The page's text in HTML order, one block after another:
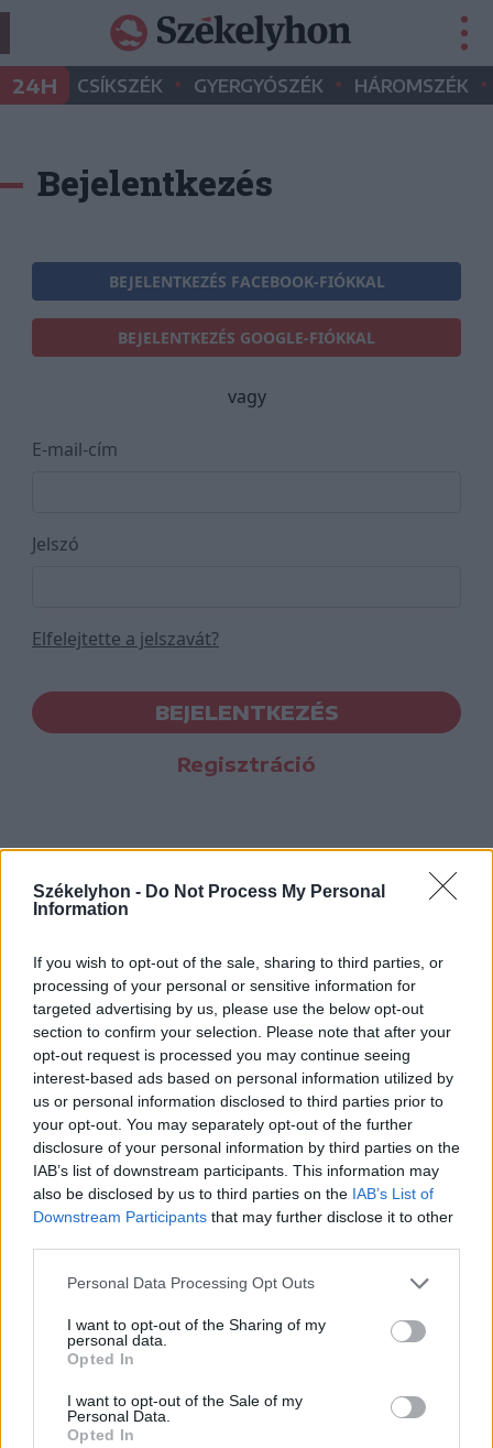
Székelyhon - Do Not Process My Personal
Information
If you wish to opt-out of the sale, sharing to third parties, or
processing of your personal or sensitive information for
targeted advertising by us, please use the below opt-out
section to confirm your selection. Please note that after your
opt-out request is processed you may continue seeing
interest-based ads based on personal information utilized by
us or personal information disclosed to third parties prior to
your opt-out. You may separately opt-out of the further
disclosure of your personal information by third parties on the
IAB’s list of downstream participants. This information may
also be disclosed by us to third parties on the IAB’s List of
Downstream Participants that may further disclose it to other
Personal Data Processing Opt Outs
I want to opt-out of the Sharing of my
personal data.
Opted In
I want to opt-out of the Sale of my
Personal Data.
Opted In
24H CSÍKSZÉK • GYERGYÓSZÉK • HÁROMSZÉK •
Bejelentkezés
BEJELENTKEZÉS FACEBOOK-FIÓKKAL
BEJELENTKEZÉS GOOGLE-FIÓKKAL
vagy
E-mail-cím
Jelszó
Elfelejtette a jelszavát?
BEJELENTKEZÉS
Regisztráció
Hasznos
Impresszum
Szerzői jogok
Adatvédelmi tájékoztató
Cookie-kezelési tájékoztató
Hozzászólási szabályzat
Nyomtatott lapjaink archívuma
Székely Hírmondó archívuma
Sütibeállítások